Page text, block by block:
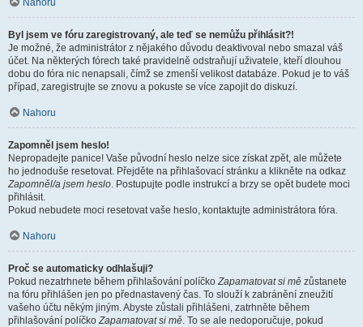
Nahoru
Byl jsem ve fóru zaregistrovaný, ale teď se nemůžu přihlásit?!
Je možné, že administrátor z nějakého důvodu deaktivoval nebo smazal váš
účet. Na některých fórech také pravidelně odstraňují uživatele, kteří dlouhou
dobu do fóra nic nenapsali, čímž se zmenší velikost databáze. Pokud je to váš
případ, zaregistrujte se znovu a pokuste se více zapojit do diskuzí.
Nahoru
Zapomněl jsem heslo!
Nepropadejte panice! Vaše původní heslo nelze sice získat zpět, ale můžete
ho jednoduše resetovat. Přejděte na přihlašovací stránku a klikněte na odkaz
Zapomněl/a jsem heslo. Postupujte podle instrukcí a brzy se opět budete moci
přihlásit.
Pokud nebudete moci resetovat vaše heslo, kontaktujte administrátora fóra.
Nahoru
Proč se automaticky odhlašuji?
Pokud nezatrhnete během přihlašování políčkoZapamatovat si mě zůstanete
na fóru přihlášen jen po přednastavený čas. To slouží k zabránění zneužití
vašeho účtu někým jiným. Abyste zůstali přihlášeni, zatrhněte během
přihlašování políčkoZapamatovat si mě. To se ale nedoporučuje, pokud